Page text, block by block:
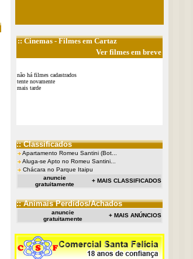
::Cinemas- Filmes em Cartaz
Ver filmes em breve
não há filmes cadastrados
tente novamente
mais tarde
:: Classificados
Apartamento Romeu Santini (Bot...
Aluga-se Apto no Romeu Santini...
Chácara no Parque Itaipu
anuncie
gratuitamente
+ MAIS CLASSIFICADOS
:: Animais Perdidos/Achados
anuncie
gratuitamente
+ MAIS ANÚNCIOS